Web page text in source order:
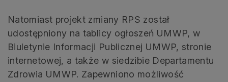
Natomiast projekt zmiany RPS został
udostępniony na tablicy ogłoszeń UMWP, w
Biuletynie Informacji Publicznej UMWP, stronie
internetowej, a także w siedzibie Departamentu
Zdrowia UMWP. Zapewniono możliwość